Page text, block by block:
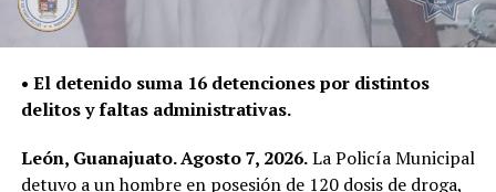
RELATED TOPICS:
Detiene la Policía Municipal a tres personas por la
posesión de presunta droga
Por daños y presunto robo a comercio, un hombre fue
• El detenido suma 16 detenciones por distintos
delitos y faltas administrativas.
León, Guanajuato. Agosto 7, 2026.La Policía Municipal
detuvo a un hombre en posesión de 120 dosis de droga,